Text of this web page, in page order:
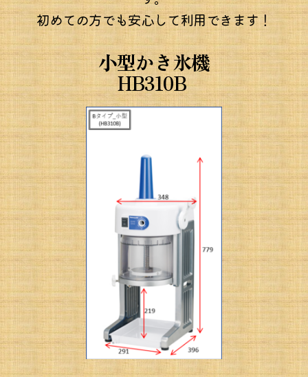
初めての方でも安心して利用できます！
小型かき氷機
HB310B